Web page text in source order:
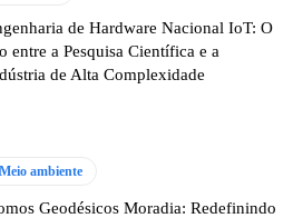
de Hardware Nacional IoT: O
entre a Pesquisa Científica e a
de Alta Complexidade
Meio ambiente
Geodésicos Moradia: Redefinindo